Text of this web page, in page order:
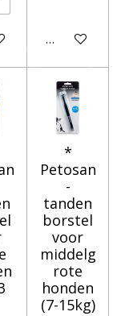
In
*
Petosan
-
tanden
borstel
voor
middelg
rote
honden
(7-15kg)